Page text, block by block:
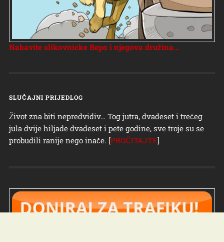
Nabavite slikovnicke Bepo i njegova družina...
SLUČAJNI PRIJEDLOG
Život zna biti nepredvidiv… Tog jutra, dvadeset i trećeg
jula dvije hiljade dvadeset i pete godine, sve troje su se
probudili ranije nego inače. [PROČITAJTE]